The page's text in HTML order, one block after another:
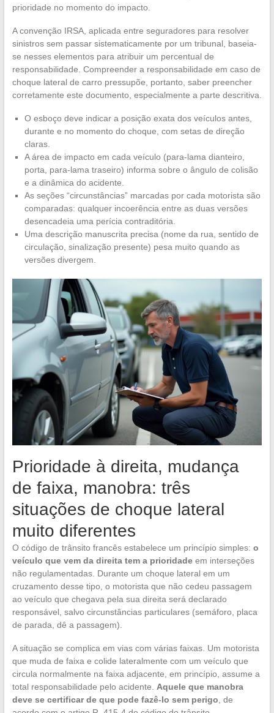
prioridade no momento do impacto.
A convenção IRSA, aplicada entre seguradores para resolver
sinistros sem passar sistematicamente por um tribunal, baseia-
se nesses elementos para atribuir um percentual de
responsabilidade. Compreender a responsabilidade em caso de
choque lateral de carro pressupõe, portanto, saber preencher
corretamente este documento, especialmente a parte descritiva.
O esboço deve indicar a posição exata dos veículos antes,
durante e no momento do choque, com setas de direção
claras.
A área de impacto em cada veículo (para-lama dianteiro,
porta, para-lama traseiro) informa sobre o ângulo de colisão
e a dinâmica do acidente.
As seções “circunstâncias” marcadas por cada motorista são
comparadas: qualquer incoerência entre as duas versões
desencadeia uma perícia contraditória.
Uma descrição manuscrita precisa (nome da rua, sentido de
circulação, sinalização presente) pesa muito quando as
versões divergem.
Prioridade à direita, mudança
de faixa, manobra: três
situações de choque lateral
muito diferentes
O código de trânsito francês estabelece um princípio simples: o
veículo que vem da direita tem a prioridadeem interseções
não regulamentadas. Durante um choque lateral em um
cruzamento desse tipo, o motorista que não cedeu passagem
ao veículo que chegava pela sua direita será declarado
responsável, salvo circunstâncias particulares (semáforo, placa
de parada, dê a passagem).
A situação se complica em vias com várias faixas. Um motorista
que muda de faixa e colide lateralmente com um veículo que
circula normalmente na faixa adjacente, em princípio, assume a
total responsabilidade pelo acidente. Aquele que manobra
deve se certificar de que pode fazê-lo sem perigo , de